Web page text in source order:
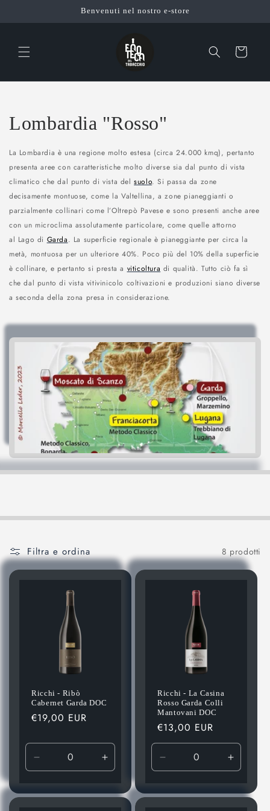
ai contenuti
Benvenuti nel nostro e-store
Carrello
C
o
l
l
e
z
i
o
e
Lombardia "Rosso"
La Lombardia è una regione molto estesa (circa 24.000 kmq), pertanto
presenta aree con caratteristiche molto diverse sia dal punto di vista
climatico che dal punto di vista delsuolo. Si passa da zone
decisamente montuose, come la Valtellina, a zone pianeggianti o
parzialmente collinari come l’Oltrepò Pavese e sono presenti anche aree
con un microclima assolutamente particolare, come quelle attorno
al Lago di Garda. La superficie regionale è pianeggiante per circa la
metà, montuosa per un ulteriore 40%. Poco più del 10% della superficie
è collinare, e pertanto si presta a viticoltura di qualità. Tutto ciò fa sì
che dal punto di vista vitivinicolo coltivazioni e produzioni siano diverse
a seconda della zona presa in considerazione.
Filtra e ordina 8 prodotti
Ricchi - Ribò
Cabernet Garda DOC
Prezzo
listino
€19,00 EUR
Diminuisci
quantità
Default
Aumenta
quantità
Default
Ricchi - La Casina
Rosso Garda Colli
Mantovani DOC
Prezzo
di
listino
€13,00 EUR
Diminuisci
quantità
Default
quantità
Default